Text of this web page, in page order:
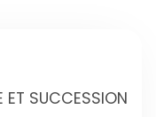
ET SUCCESSION